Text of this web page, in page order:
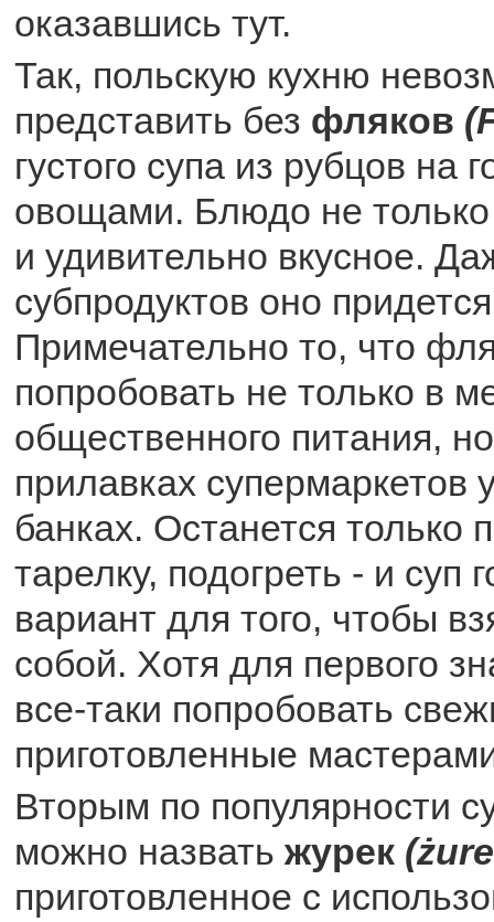
оказавшись тут.
Так, польскую кухню
представить без фляков
густого супа из рубцов на
овощами. Блюдо не
и удивительно вкусное.
субпродуктов оно
Примечательно то, что
попробовать не только в
общественного питания,
прилавках супермаркетов
банках. Останется только
тарелку, подогреть - и суп
вариант для того, чтобы
собой. Хотя для первого
все-таки попробовать
приготовленные
Вторым по популярности
можно назвать журек
приготовленное с